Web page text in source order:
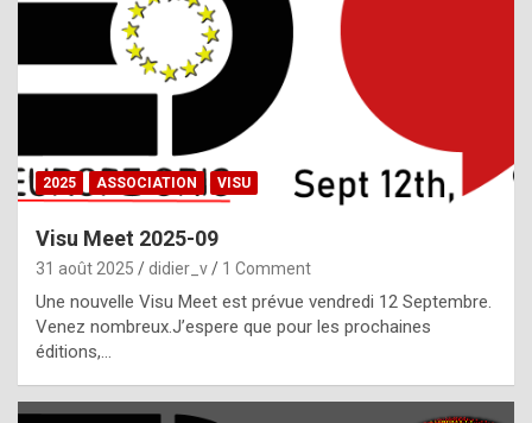
,
g
h
t
f
2025 ASSOCIATION VISU
Visu Meet 2025-09
31 août 2025 didier_v 1 Comment
Une nouvelle Visu Meet est prévue vendredi 12 Septembre.
Venez nombreux.J’espere que pour les prochaines
éditions,…